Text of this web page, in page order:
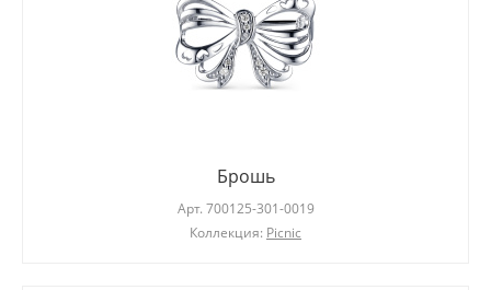
Брошь
Арт. 700125-301-0019
Коллекция: Picnic